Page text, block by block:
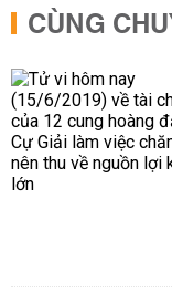
CÙNG